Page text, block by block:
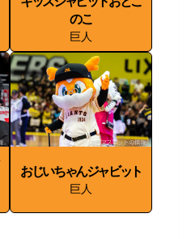
のこ
巨人
おじいちゃんジャビット
巨人